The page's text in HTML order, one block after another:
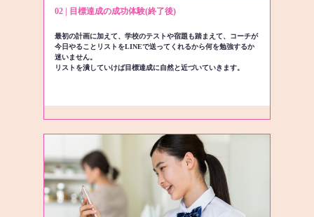
02 | 目標達成の成功体験(終了後)
最初の計画に加えて、学校のテストや宿題も踏まえて、コーチが
今日やることリストをLINEで送ってくれるから何を勉強するか
迷いません。
リストを潰していけば目標達成に自然と近づいていきます。